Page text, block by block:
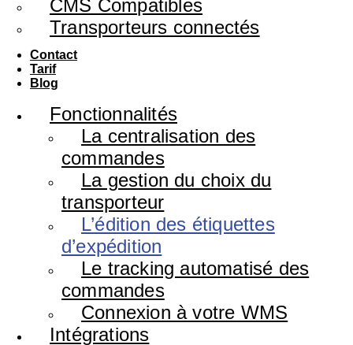
CMS Compatibles
Transporteurs connectés
Contact
Tarif
Blog
Fonctionnalités
La centralisation des
commandes
La gestion du choix du
transporteur
L’édition des étiquettes
d’expédition
Le tracking automatisé des
commandes
Connexion à votre WMS
Intégrations